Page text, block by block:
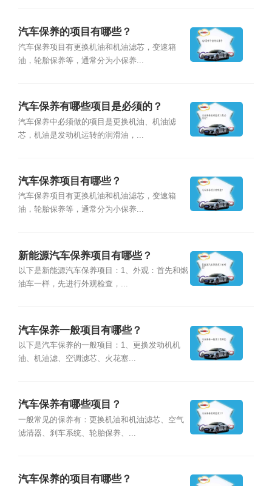
汽车保养的项目有哪些？
汽车保养项目有更换机油和机油滤芯，变速箱
油，轮胎保养等，通常分为小保养...
汽车保养有哪些项目是必须的？
汽车保养中必须做的项目是更换机油、机油滤
芯，机油是发动机运转的润滑油，...
汽车保养项目有哪些？
汽车保养项目有更换机油和机油滤芯，变速箱
油，轮胎保养等，通常分为小保养...
新能源汽车保养项目有哪些？
以下是新能源汽车保养项目：1、外观：首先和燃
油车一样，先进行外观检查，...
汽车保养一般项目有哪些？
以下是汽车保养的一般项目：1、更换发动机机
油、机油滤、空调滤芯、火花塞...
汽车保养有哪些项目？
一般常见的保养有：更换机油和机油滤芯、空气
滤清器、刹车系统、轮胎保养、...
汽车保养的项目有哪些？